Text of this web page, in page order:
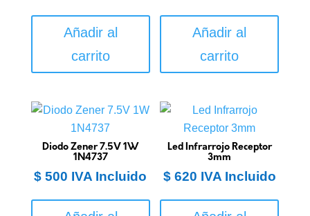
Añadir al
carrito
Añadir al
carrito
Diodo Zener 7.5V 1W
1N4737
$ 500 IVA Incluido
Led Infrarrojo Receptor
3mm
$620 IVA Incluido